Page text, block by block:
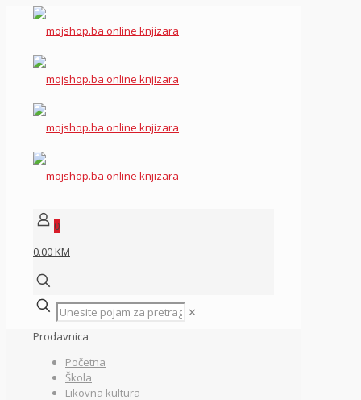
0
0.00 KM
✕
Prodavnica
Početna
Škola
Likovna kultura